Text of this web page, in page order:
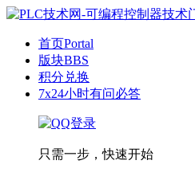
首页Portal
版块BBS
积分兑换
7x24小时有问必答
只需一步，快速开始